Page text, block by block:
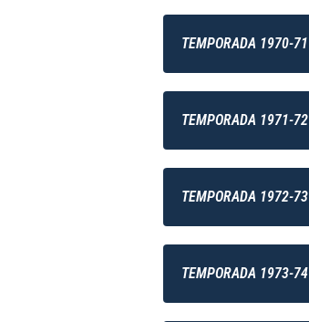
TEMPORADA 1970-71
TEMPORADA 1971-72
TEMPORADA 1972-73
TEMPORADA 1973-74